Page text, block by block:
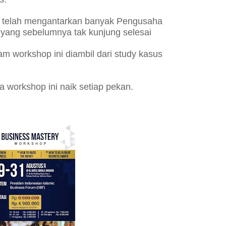
mengantarkan banyak Pengusaha
sebelumnya tak kunjung selesai
workshop ini diambil dari study kasus
workshop ini naik setiap pekan.